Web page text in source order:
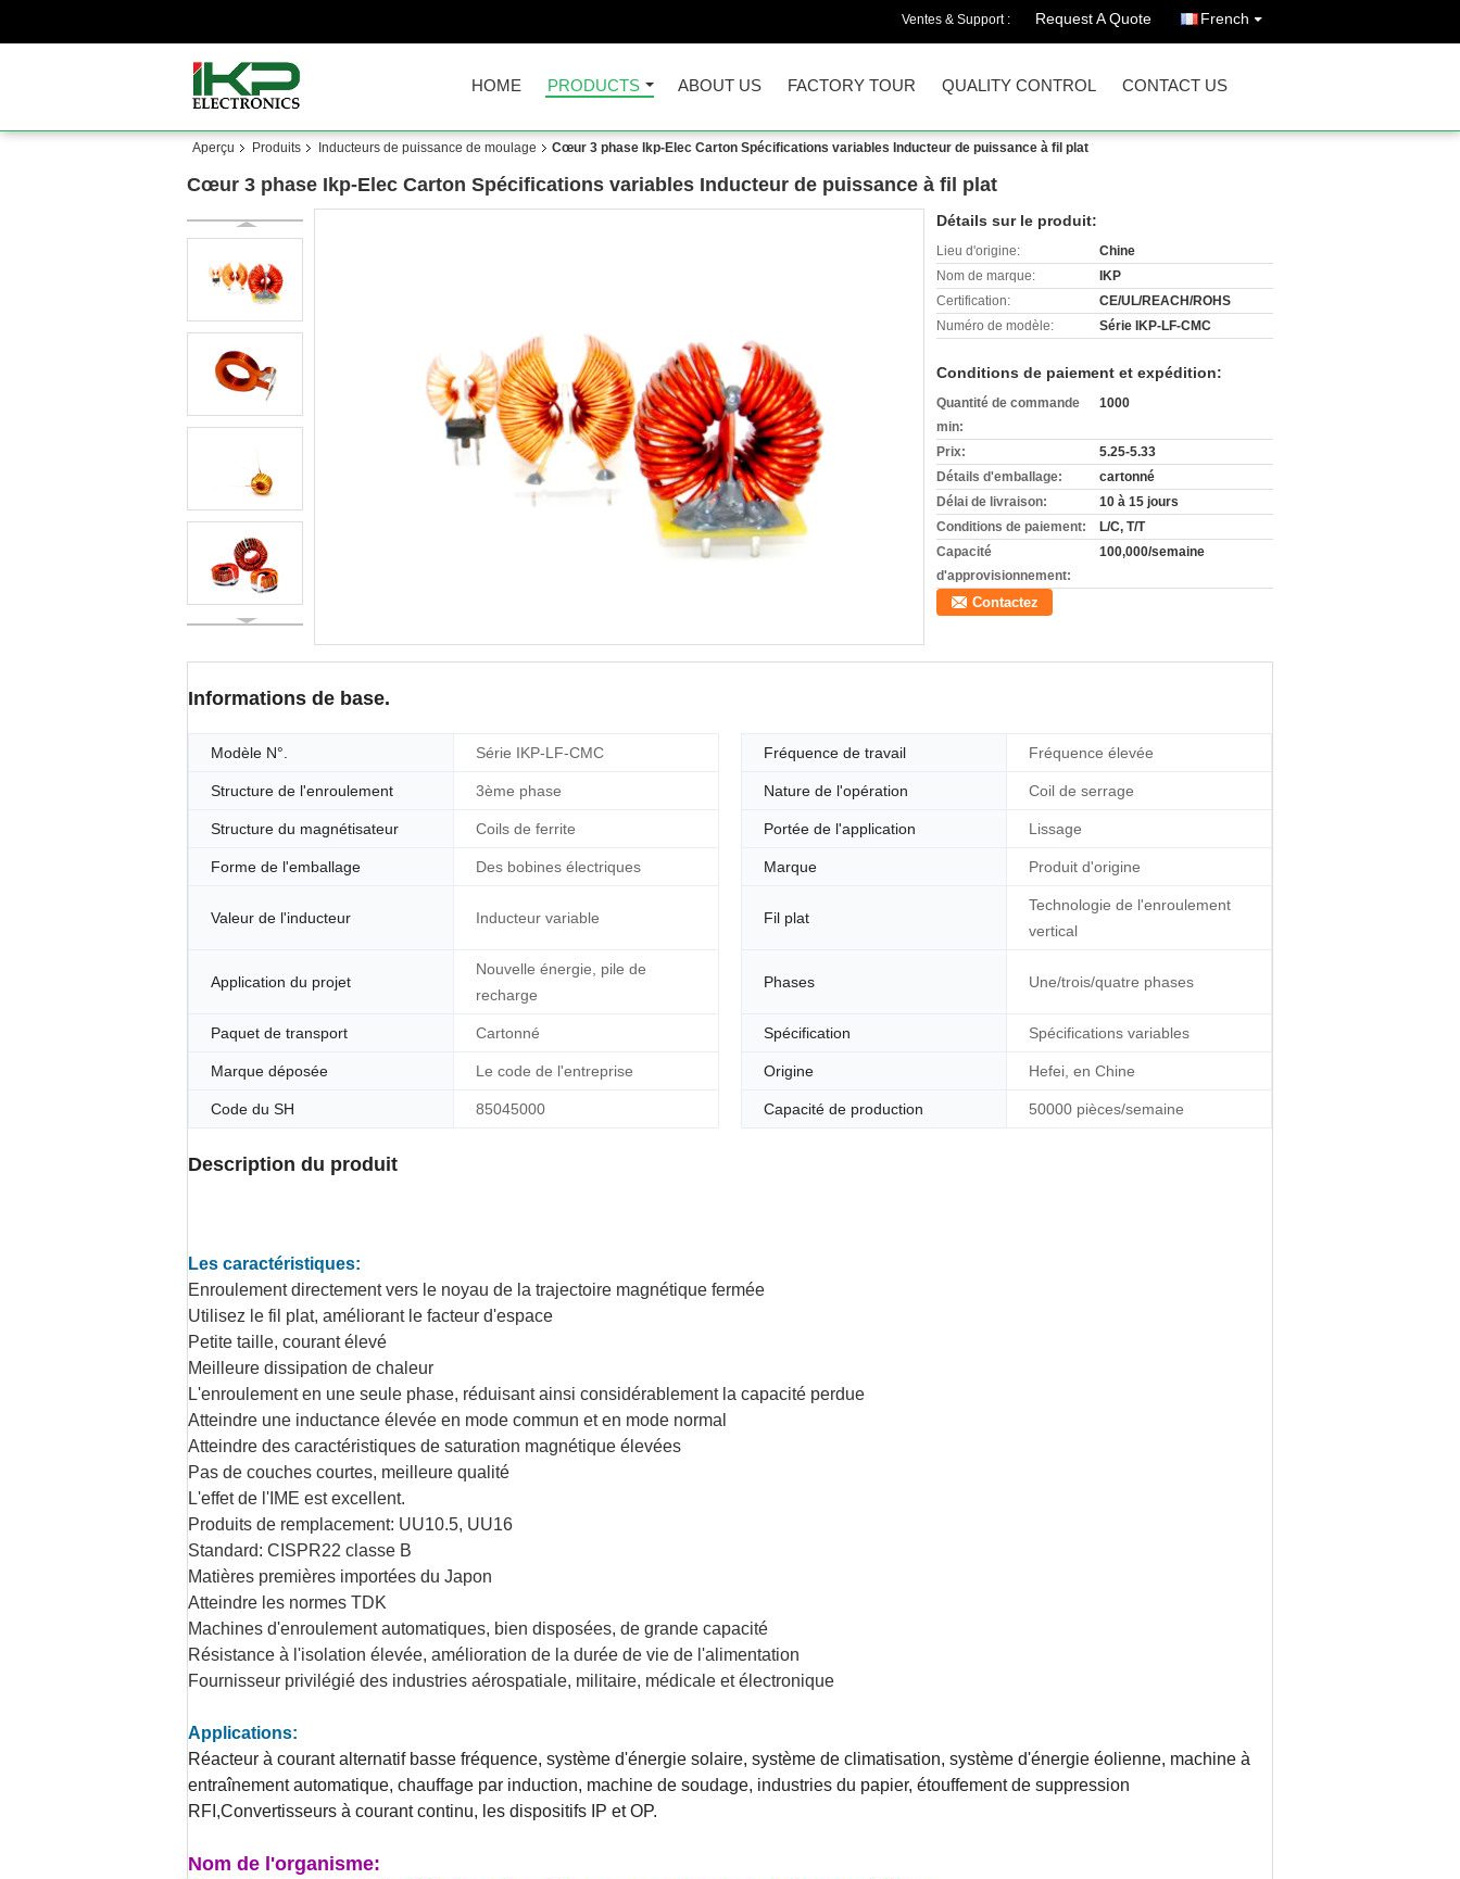
Ventes & Support : Request A Quote French
HOME PRODUCTS ABOUT US FACTORY TOUR QUALITY CONTROL CONTACT US
Aperçu Produits Inducteurs de puissance de moulage Cœur 3 phase Ikp-Elec Carton Spécifications variables Inducteur de puissance à fil plat
Cœur 3 phase Ikp-Elec Carton Spécifications variables Inducteur de puissance à fil plat
Détails sur le produit:
Lieu d'origine:
Chine
Nom de marque:
IKP
Certification:
CE/UL/REACH/ROHS
Numéro de modèle:
Série IKP-LF-CMC
Conditions de paiement et expédition:
Quantité de commande
min:
1000
Prix:
5.25-5.33
Détails d'emballage:
cartonné
Délai de livraison:
10 à 15 jours
Conditions de paiement:
L/C, T/T
Capacité
d'approvisionnement:
100,000/semaine
Contactez
Informations de base.
Modèle N°. Série IKP-LF-CMC Fréquence de travail Fréquence élevée
Structure de l'enroulement 3ème phase Nature de l'opération Coil de serrage
Structure du magnétisateur Coils de ferrite Portée de l'application Lissage
Forme de l'emballage Des bobines électriques Marque Produit d'origine
Valeur de l'inducteur Inducteur variable Fil plat
Technologie de l'enroulement
vertical
Application du projet
Nouvelle énergie, pile de
recharge
Phases Une/trois/quatre phases
Paquet de transport Cartonné Spécification Spécifications variables
Marque déposée Le code de l'entreprise Origine Hefei, en Chine
Code du SH 85045000 Capacité de production 50000 pièces/semaine
Description du produit
Les caractéristiques:
Enroulement directement vers le noyau de la trajectoire magnétique fermée
Utilisez le fil plat, améliorant le facteur d'espace
Petite taille, courant élevé
Meilleure dissipation de chaleur
L'enroulement en une seule phase, réduisant ainsi considérablement la capacité perdue
Atteindre une inductance élevée en mode commun et en mode normal
Atteindre des caractéristiques de saturation magnétique élevées
Pas de couches courtes, meilleure qualité
L'effet de l'IME est excellent.
Produits de remplacement: UU10.5, UU16
Standard: CISPR22 classe B
Matières premières importées du Japon
Atteindre les normes TDK
Machines d'enroulement automatiques, bien disposées, de grande capacité
Résistance à l'isolation élevée, amélioration de la durée de vie de l'alimentation
Fournisseur privilégié des industries aérospatiale, militaire, médicale et électronique
Applications:
Réacteur à courant alternatif basse fréquence, système d'énergie solaire, système de climatisation, système d'énergie éolienne, machine à
entraînement automatique, chauffage par induction, machine de soudage, industries du papier, étouffement de suppression
RFI,Convertisseurs à courant continu, les dispositifs IP et OP.
Nom de l'organisme: